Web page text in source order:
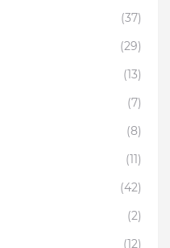
(37)
(29)
(13)
(7)
(8)
(11)
(42)
(2)
(12)